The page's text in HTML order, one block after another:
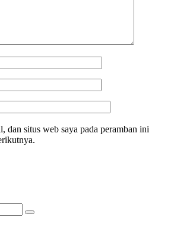
dan situs web saya pada peramban ini